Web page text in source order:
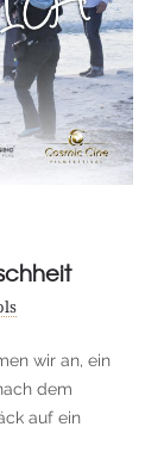
wir an, ein
dem
auf ein